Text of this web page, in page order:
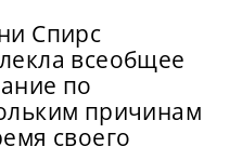
Спирс
всеобщее
по
причинам
своего